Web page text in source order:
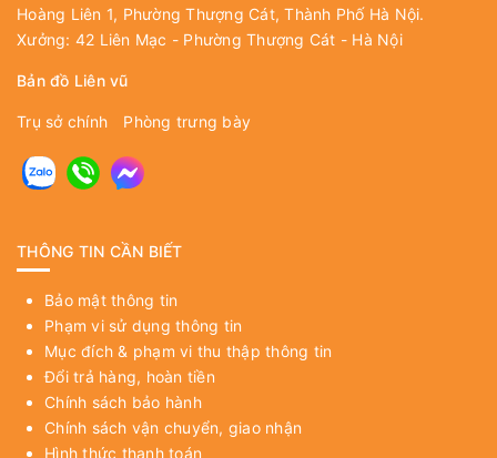
Hoàng Liên 1, Phường Thượng Cát, Thành Phố Hà Nội.
Xưởng: 42 Liên Mạc - Phường Thượng Cát - Hà Nội
Bản đồ Liên vũ
Trụ sở chính Phòng trưng bày
THÔNG TIN CẦN BIẾT
Bảo mật thông tin
Phạm vi sử dụng thông tin
Mục đích & phạm vi thu thập thông tin
Đổi trả hàng, hoàn tiền
Chính sách bảo hành
Chính sách vận chuyển, giao nhận
Hình thức thanh toán